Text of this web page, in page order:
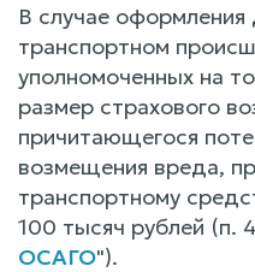
В случае
транспортном
уполномоченных на
размер страхового
причитающегося
возмещения вреда,
транспортному
100 тысяч рублей (п. 4
ОСАГО").